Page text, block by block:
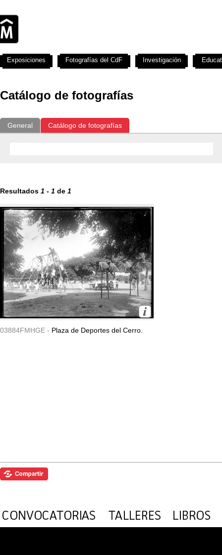
Catálogo de fotografías
General Catálogo de fotografías
Resultados 1 - 1 de 1
03884FMHGE - Plaza de Deportes del Cerro.
Exposiciones Fotografías del CdF Investigación